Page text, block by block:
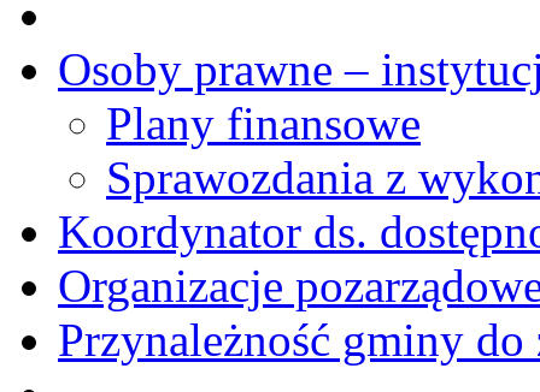
Osoby prawne –
Plany finansowe
Sprawozdania z
Koordynator ds.
Organizacje
Przynależność gminy